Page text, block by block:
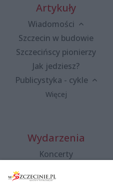
Artykuły
Wiadomości
Szczecin w budowie
Szczecińscy pionierzy
Jak jedziesz?
Publicystyka - cykle
Więcej
Wydarzenia
Koncerty
Spacery i oprowadzania